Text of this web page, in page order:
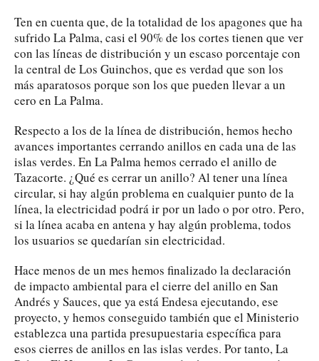
Ten en cuenta que, de la totalidad de los apagones que ha
sufrido La Palma, casi el 90% de los cortes tienen que ver
con las líneas de distribución y un escaso porcentaje con
la central de Los Guinchos, que es verdad que son los
más aparatosos porque son los que pueden llevar a un
cero en La Palma.
Respecto a los de la línea de distribución, hemos hecho
avances importantes cerrando anillos en cada una de las
islas verdes. En La Palma hemos cerrado el anillo de
Tazacorte. ¿Qué es cerrar un anillo? Al tener una línea
circular, si hay algún problema en cualquier punto de la
línea, la electricidad podrá ir por un lado o por otro. Pero,
si la línea acaba en antena y hay algún problema, todos
los usuarios se quedarían sin electricidad.
Hace menos de un mes hemos finalizado la declaración
de impacto ambiental para el cierre del anillo en San
Andrés y Sauces, que ya está Endesa ejecutando, ese
proyecto, y hemos conseguido también que el Ministerio
establezca una partida presupuestaria específica para
esos cierres de anillos en las islas verdes. Por tanto, La